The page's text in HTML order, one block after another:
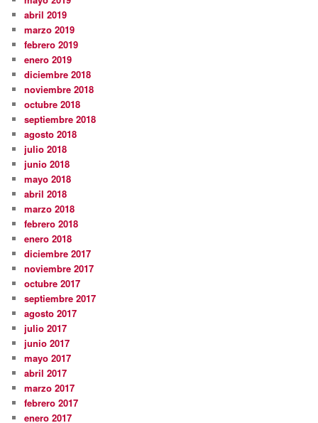
abril 2019
marzo 2019
febrero 2019
enero 2019
diciembre 2018
noviembre 2018
octubre 2018
septiembre 2018
agosto 2018
julio 2018
junio 2018
mayo 2018
abril 2018
marzo 2018
febrero 2018
enero 2018
diciembre 2017
noviembre 2017
octubre 2017
septiembre 2017
agosto 2017
julio 2017
junio 2017
mayo 2017
abril 2017
marzo 2017
febrero 2017
enero 2017